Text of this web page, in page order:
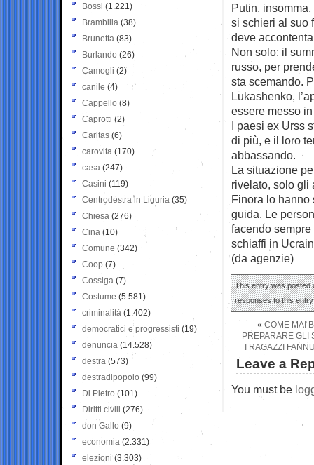
Putin,
si schieri al suo
deve
Non solo: il
russo, per
sta scemando.
Lukashenko,
essere messo
I paesi ex Urss
di più, e il loro
abbassando.
La situazione
rivelato, solo gli
Finora lo hanno
guida. Le
facendo
schiaffi in
(da agenzie)
This entry was posted
responses to this
« COME MAI
PREPARARE GLI
I RAGAZZI
Leave a
You must be
Bossi (1.221)
Brambilla (38)
Brunetta (83)
Burlando (26)
Camogli (2)
canile (4)
Cappello (8)
Caprotti (2)
Caritas (6)
carovita (170)
casa (247)
Casini (119)
Centrodestra in Liguria (35)
Chiesa (276)
Cina (10)
Comune (342)
Coop (7)
Cossiga (7)
Costume (5.581)
criminalità (1.402)
democratici e progressisti (19)
denuncia (14.528)
destra (573)
destradipopolo (99)
Di Pietro (101)
Diritti civili (276)
don Gallo (9)
economia (2.331)
elezioni (3.303)